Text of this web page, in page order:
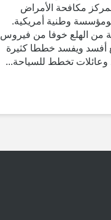
لمركز مكافحة الأمراض
وطنية أمريكية.
من الهلع خوفا من فيروس
أفسد ويفسد خططا كثيرة
وعائلات تخطط للسياحة...